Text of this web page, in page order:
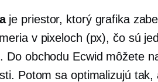
je priestor, ktorý grafika
v pixeloch (px), čo sú
Do obchodu Ecwid môžete
Potom sa optimalizujú tak,